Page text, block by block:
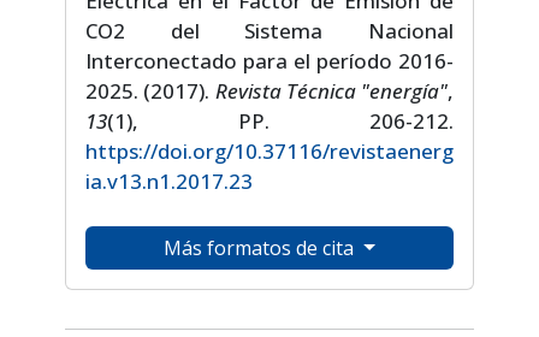
CO2 del Sistema Nacional
Interconectado para el período 2016-
2025. (2017). Revista Técnica "energía",
13(1), PP. 206-212.
https://doi.org/10.37116/revistaenerg
ia.v13.n1.2017.23
Más formatos de cita